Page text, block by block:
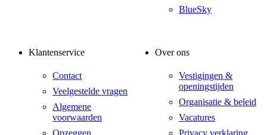
BlueSky
Klantenservice
Contact
Veelgestelde vragen
Algemene
voorwaarden
Opzeggen
Over ons
Vestigingen &
openingstijden
Organisatie & beleid
Vacatures
Privacy verklaring